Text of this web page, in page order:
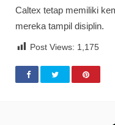
Caltex tetap memiliki
mereka tampil disiplin.
Post Views: 1,175